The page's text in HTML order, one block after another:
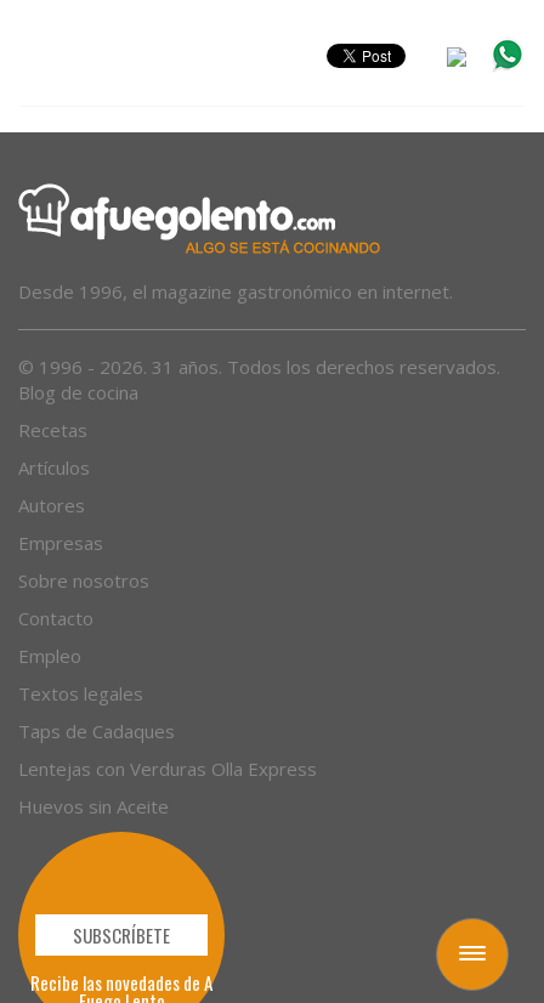
Toggle
navigation
Desde 1996, el magazine gastronómico en internet.
© 1996 - 2026. 31 años. Todos los derechos reservados.
Blog de cocina
Recetas
Artículos
Autores
Empresas
Sobre nosotros
Contacto
Empleo
Textos legales
Taps de Cadaques
Lentejas con Verduras Olla Express
Huevos sin Aceite
SUBSCRÍBETE
Recibe las novedades de A